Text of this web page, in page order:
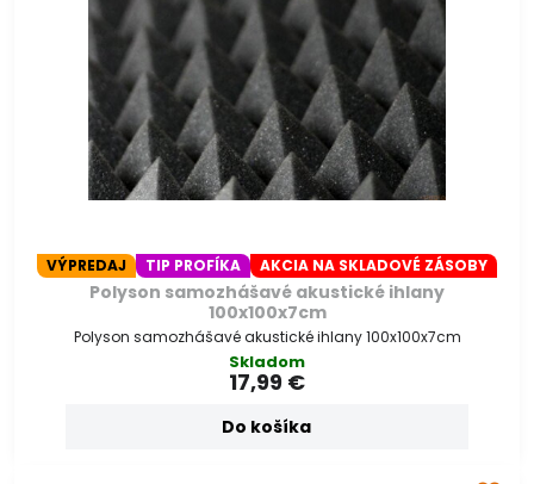
VÝPREDAJ TIP PROFÍKA AKCIA NA SKLADOVÉ ZÁSOBY
Polyson samozhášavé akustické ihlany
100x100x7cm
Polyson samozhášavé akustické ihlany 100x100x7cm
Skladom
17,99 €
Do košíka